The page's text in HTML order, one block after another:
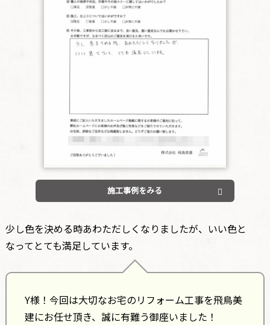
施工事例をみる
少し色を決める時あわただしくなりましたが、いい色と
なってとても満足しています。
Y様！今回は大切なお宅のリフォーム工事を飛鳥美
建にお任せ頂き、誠に有難う御座いました！